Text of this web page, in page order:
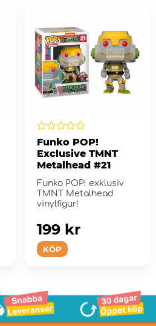
Funko POP!
Exclusive TMNT
Metalhead #21
Funko POP! exklusiv
TMNT Metalhead
vinylfigur!
KÖP
199 kr